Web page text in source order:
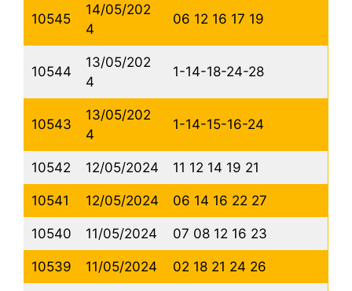
10545
14/05/202
4
06 12 16 17 19
10544
13/05/202
4
1-14-18-24-28
10543
13/05/202
4
1-14-15-16-24
10542 12/05/2024 11 12 14 19 21
10541 12/05/2024 06 14 16 22 27
10540 11/05/2024 07 08 12 16 23
10539 11/05/2024 02 18 21 24 26